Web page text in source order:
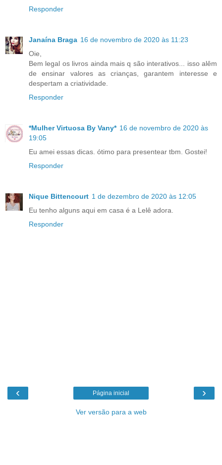
Responder
Janaína Braga 16 de novembro de 2020 às 11:23
Oie,
Bem legal os livros ainda mais q são interativos... isso alêm
de ensinar valores as crianças, garantem interesse e
despertam a criatividade.
Responder
*Mulher Virtuosa By Vany* 16 de novembro de 2020 às
19:05
Eu amei essas dicas. ótimo para presentear tbm. Gostei!
Responder
Nique Bittencourt 1 de dezembro de 2020 às 12:05
Eu tenho alguns aqui em casa é a Lelê adora.
Responder
‹ ›
Página inicial
Ver versão para a web